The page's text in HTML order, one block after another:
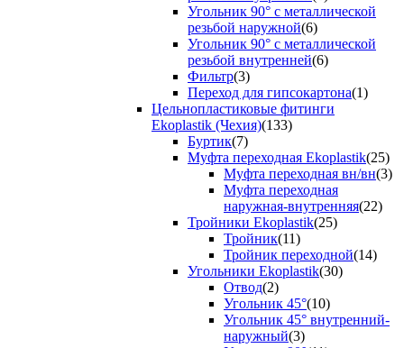
Угольник 90° с металлической
резьбой наружной(6)
Угольник 90° с металлической
резьбой внутренней(6)
Фильтр(3)
Переход для гипсокартона(1)
Цельнопластиковые фитинги
Ekoplastik (Чехия)(133)
Буртик(7)
Муфта переходная Ekoplastik(25)
Муфта переходная вн/вн(3)
Муфта переходная
наружная-внутренняя(22)
Тройники Ekoplastik(25)
Тройник(11)
Тройник переходной(14)
Угольники Ekoplastik(30)
Отвод(2)
Угольник 45°(10)
Угольник 45° внутренний-
наружный(3)